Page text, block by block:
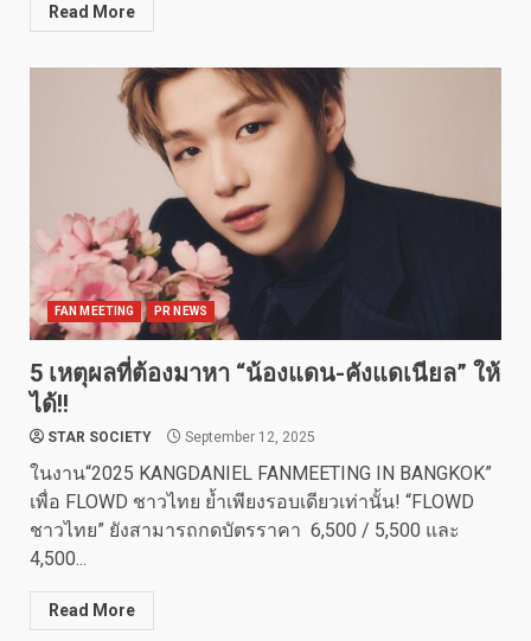
Read More
FAN MEETING PR NEWS
5 เหตุผลที่ต้องมาหา “น้องแดน-คังแดเนียล” ให้
ได้!!
STAR SOCIETY September 12, 2025
ในงาน“2025 KANGDANIEL FANMEETING IN BANGKOK”
เพื่อ FLOWD ชาวไทย ย้ำเพียงรอบเดียวเท่านั้น! “FLOWD
ชาวไทย” ยังสามารถกดบัตรราคา 6,500 / 5,500 และ
4,500...
Read More